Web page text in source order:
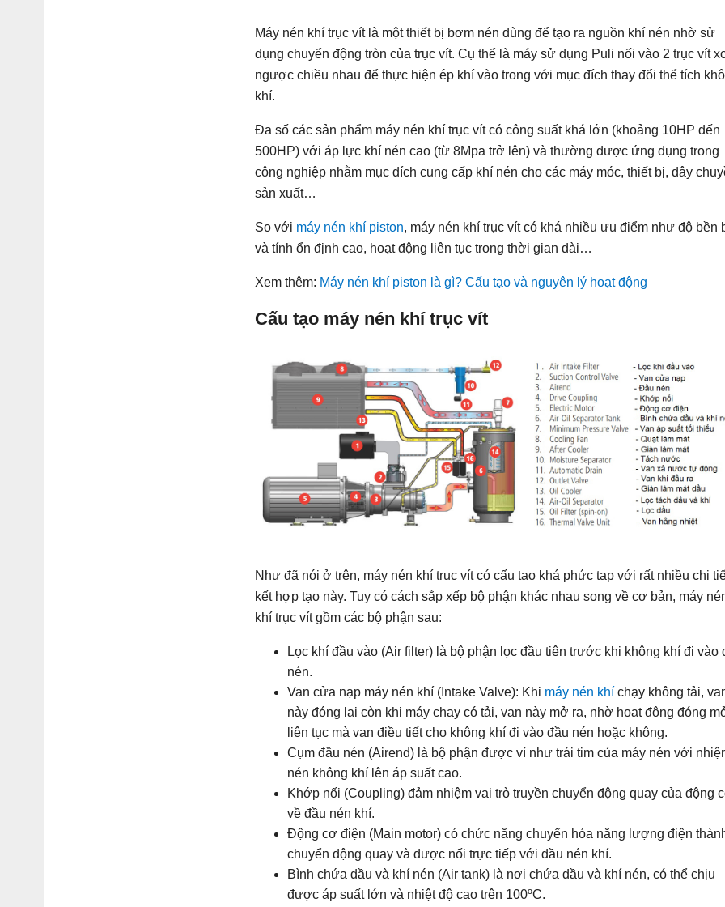
Máy nén khí trục vít là một thiết bị bơm nén dùng để tạo ra nguồn khí nén nhờ sử
dụng chuyển động tròn của trục vít. Cụ thể là máy sử dụng Puli nối vào 2 trục vít
ngược chiều nhau để thực hiện ép khí vào trong với mục đích thay đổi thể tích
khí.
Đa số các sản phẩm máy nén khí trục vít có công suất khá lớn (khoảng 10HP đến
500HP) với áp lực khí nén cao (từ 8Mpa trở lên) và thường được ứng dụng trong
công nghiệp nhằm mục đích cung cấp khí nén cho các máy móc, thiết bị, dây
sản xuất…
So với máy nén khí piston, máy nén khí trục vít có khá nhiều ưu điểm như độ bền
và tính ổn định cao, hoạt động liên tục trong thời gian dài…
Xem thêm: Máy nén khí piston là gì? Cấu tạo và nguyên lý hoạt động
Cấu tạo máy nén khí trục vít
Như đã nói ở trên, máy nén khí trục vít có cấu tạo khá phức tạp với rất nhiều chi
kết hợp tạo này. Tuy có cách sắp xếp bộ phận khác nhau song về cơ bản, máy
khí trục vít gồm các bộ phận sau:
Lọc khí đầu vào (Air filter) là bộ phận lọc đầu tiên trước khi không khí đi vào
nén.
Van cửa nạp máy nén khí (Intake Valve): Khi máy nén khí chạy không tải,
này đóng lại còn khi máy chạy có tải, van này mở ra, nhờ hoạt động đóng
liên tục mà van điều tiết cho không khí đi vào đầu nén hoặc không.
Cụm đầu nén (Airend) là bộ phận được ví như trái tim của máy nén với
nén không khí lên áp suất cao.
Khớp nối (Coupling) đảm nhiệm vai trò truyền chuyển động quay của động
về đầu nén khí.
Động cơ điện (Main motor) có chức năng chuyển hóa năng lượng điện
chuyển động quay và được nối trực tiếp với đầu nén khí.
Bình chứa dầu và khí nén (Air tank) là nơi chứa dầu và khí nén, có thể chịu
được áp suất lớn và nhiệt độ cao trên 100ºC.